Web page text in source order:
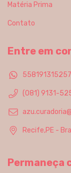
Matéria Prima
Contato
Entre em
558191315257
(081) 9131-
Recife,PE -
Permaneça